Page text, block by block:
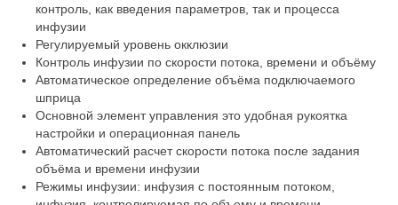
контроль, как введения параметров, так и процесса
инфузии
Регулируемый уровень окклюзии
Контроль инфузии по скорости потока, времени и объёму
Автоматическое определение объёма подключаемого
шприца
Основной элемент управления это удобная рукоятка
настройки и операционная панель
Автоматический расчет скорости потока после задания
объёма и времени инфузии
Режимы инфузии: инфузия с постоянным потоком,